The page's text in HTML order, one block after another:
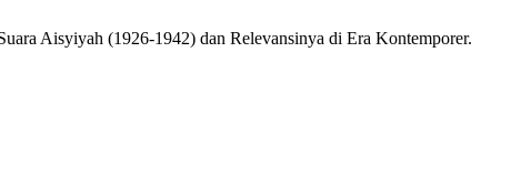
Aisyiyah (1926-1942) dan Relevansinya di Era Kontemporer.